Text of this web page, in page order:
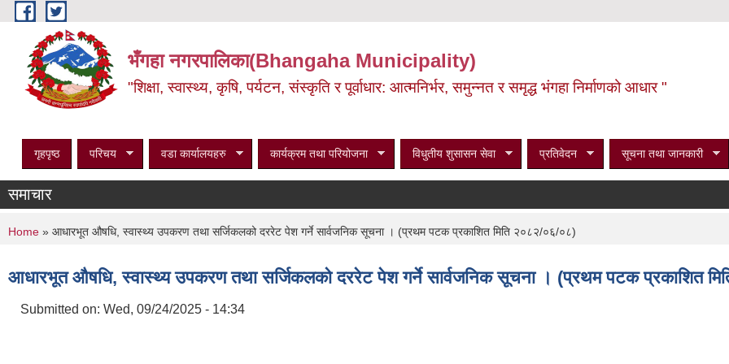
Skip to main content
भँगहा नगरपालिका(Bhangaha Municipality)
"शिक्षा, स्वास्थ्य, कृषि, पर्यटन, संस्कृति र पूर्वाधार: आत्मनिर्भर, समुन्नत र समृद्ध भंगहा निर्माणको आधार "
गृहपृष्ठ परिचय वडा कार्यालयहरु कार्यक्रम तथा परियोजना विधुतीय शुसासन सेवा प्रतिवेदन सूचना तथा जानकारी
समाचार
You are here
Home » आधारभूत औषधि, स्वास्थ्य उपकरण तथा सर्जिकलको दररेट पेश गर्ने सार्वजनिक सूचना । (प्रथम पटक प्रकाशित मिति २०८२/०६/०८)
आधारभूत औषधि, स्वास्थ्य उपकरण तथा सर्जिकलको दररेट पेश गर्ने सार्वजनिक सूचना । (प्रथम पटक प्रकाशित
Submitted on: Wed, 09/24/2025 - 14:34